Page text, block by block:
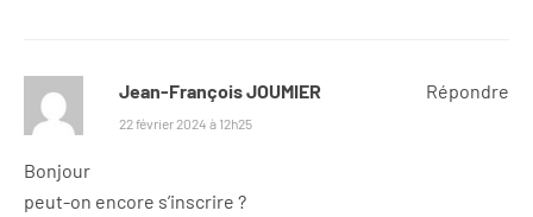
Jean-François JOUMIER
22 février 2024 à 12h25
Bonjour
peut-on encore s’inscrire ?
Répondre